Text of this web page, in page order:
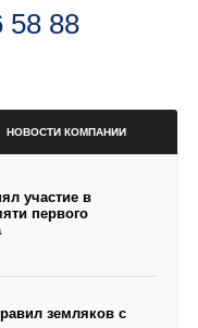
58 88
НОВОСТИ КОМПАНИИ
участие в
первого
земляков с